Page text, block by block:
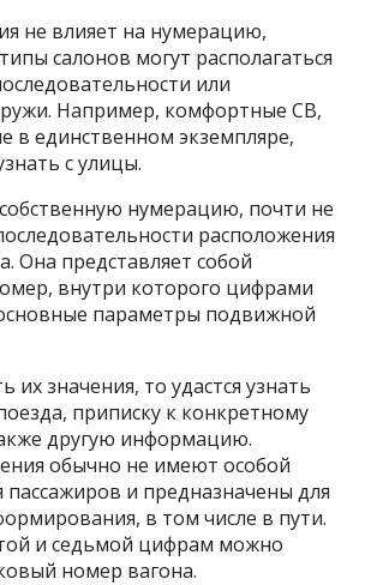
не влияет на нумерацию,
салонов могут располагаться
или
Например, комфортные СВ,
в единственном экземпляре,
с улицы.
нумерацию, почти не
расположения
Она представляет собой
внутри которого цифрами
параметры подвижной
их значения, то удастся узнать
приписку к конкретному
другую информацию.
обычно не имеют особой
пассажиров и предназначены для
в том числе в пути.
и седьмой цифрам можно
номер вагона.